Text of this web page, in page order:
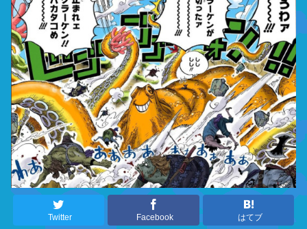
Twitter Facebook はてブ